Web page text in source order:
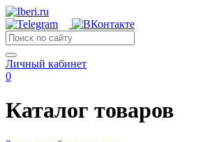
Личный кабинет
0
Каталог товаров